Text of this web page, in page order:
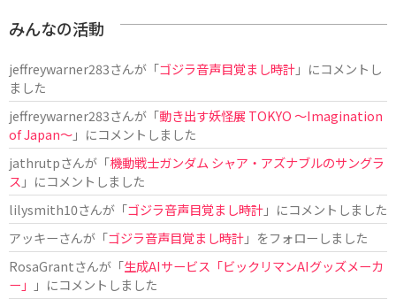
みんなの活動
jeffreywarner283さんが「ゴジラ音声目覚まし時計」にコメントし
ました
jeffreywarner283さんが「動き出す妖怪展 TOKYO 〜Imagination
of Japan〜」にコメントしました
jathrutpさんが「機動戦士ガンダム シャア・アズナブルのサングラ
ス 」にコメントしました
lilysmith10さんが「ゴジラ音声目覚まし時計」にコメントしました
アッキーさんが「ゴジラ音声目覚まし時計」をフォローしました
RosaGrantさんが「生成AIサービス「ビックリマンAIグッズメーカ
ー」
」にコメントしました